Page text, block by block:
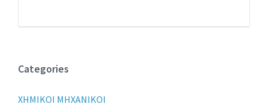
Categories
XHMIKOI MHXANIKOI